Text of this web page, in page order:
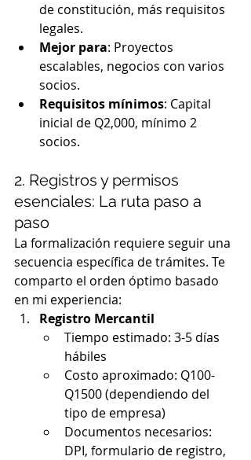
de constitución, más requisitos
legales.
Mejor para: Proyectos
escalables, negocios con varios
socios.
Requisitos mínimos: Capital
inicial de Q2,000, mínimo 2
socios.
2. Registros y permisos
esenciales: La ruta paso a
paso
La formalización requiere seguir una
secuencia específica de trámites. Te
comparto el orden óptimo basado
en mi experiencia:
Registro Mercantil
Tiempo estimado: 3-5 días
hábiles
Costo aproximado: Q100-
Q1500 (dependiendo del
tipo de empresa)
Documentos necesarios:
DPI, formulario de registro,